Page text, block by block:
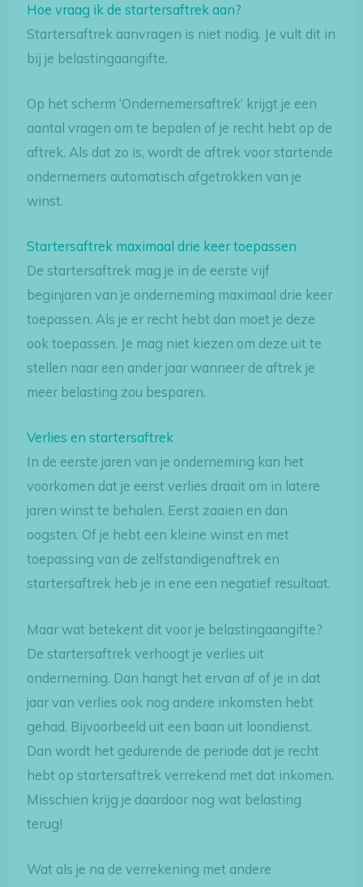
Hoe vraag ik de startersaftrek aan?
Startersaftrek aanvragen is niet nodig. Je vult dit in
bij je belastingaangifte.
Op het scherm ‘Ondernemersaftrek’ krijgt je een
aantal vragen om te bepalen of je recht hebt op de
aftrek. Als dat zo is, wordt de aftrek voor startende
ondernemers automatisch afgetrokken van je
winst.
Startersaftrek maximaal drie keer toepassen
De startersaftrek mag je in de eerste vijf
beginjaren van je onderneming maximaal drie keer
toepassen. Als je er recht hebt dan moet je deze
ook toepassen. Je mag niet kiezen om deze uit te
stellen naar een ander jaar wanneer de aftrek je
meer belasting zou besparen.
Verlies en startersaftrek
In de eerste jaren van je onderneming kan het
voorkomen dat je eerst verlies draait om in latere
jaren winst te behalen. Eerst zaaien en dan
oogsten. Of je hebt een kleine winst en met
toepassing van de zelfstandigenaftrek en
startersaftrek heb je in ene een negatief resultaat.
Maar wat betekent dit voor je belastingaangifte?
De startersaftrek verhoogt je verlies uit
onderneming. Dan hangt het ervan af of je in dat
jaar van verlies ook nog andere inkomsten hebt
gehad. Bijvoorbeeld uit een baan uit loondienst.
Dan wordt het gedurende de periode dat je recht
hebt op startersaftrek verrekend met dat inkomen.
Misschien krijg je daardoor nog wat belasting
terug!
Wat als je na de verrekening met andere